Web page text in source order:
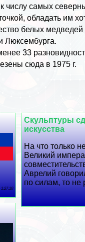
числу самых
обладать им
белых медведей
Люксембурга.
33
сюда в 1975 г.
Скульптуры
искусства
На что только
Великий
Аврелий
по силам, то
1:27:10